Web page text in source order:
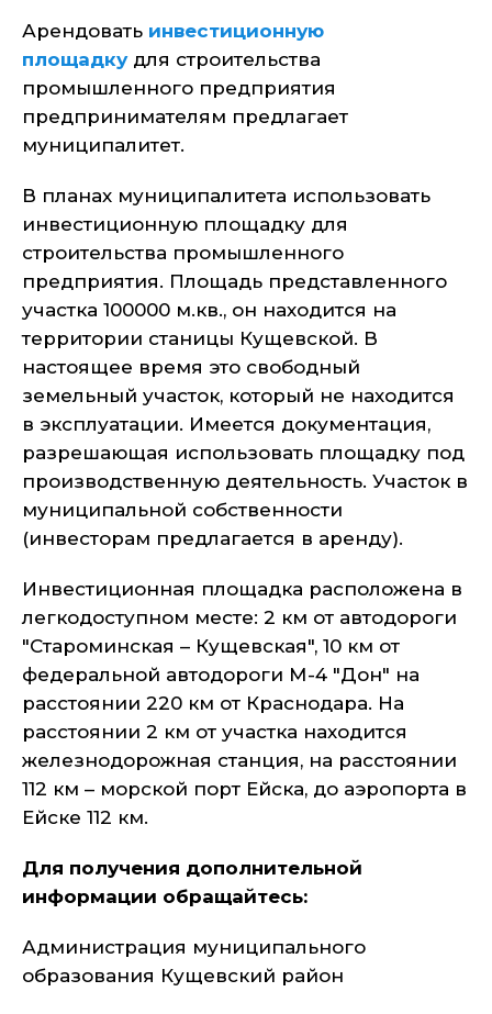
Арендовать инвестиционную
площадкудля строительства
промышленного предприятия
предпринимателям предлагает
муниципалитет.
В планах муниципалитета использовать
инвестиционную площадку для
строительства промышленного
предприятия. Площадь представленного
участка 100000 м.кв., он находится на
территории станицы Кущевской. В
настоящее время это свободный
земельный участок, который не находится
в эксплуатации. Имеется документация,
разрешающая использовать площадку под
производственную деятельность. Участок в
муниципальной собственности
(инвесторам предлагается в аренду).
Инвестиционная площадка расположена в
легкодоступном месте: 2 км от автодороги
"Староминская – Кущевская", 10 км от
федеральной автодороги М-4 "Дон" на
расстоянии 220 км от Краснодара. На
расстоянии 2 км от участка находится
железнодорожная станция, на расстоянии
112 км – морской порт Ейска, до аэропорта в
Ейске 112 км.
Для получения дополнительной
информации обращайтесь:
Администрация муниципального
образования Кущевский район